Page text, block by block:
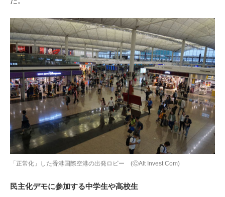
「正常化」した香港国際空港の出発ロビー (ⒸAlt Invest Com)
民主化デモに参加する中学生や高校生